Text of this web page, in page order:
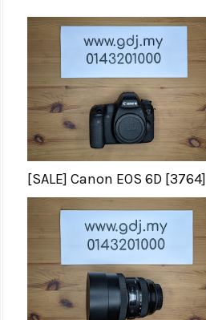
[SALE] Canon EOS 6D [3764]